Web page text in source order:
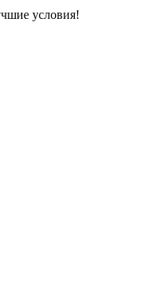
условия!